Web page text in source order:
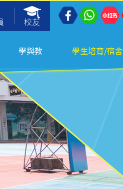
校友
學與教 學生培育/宿舍